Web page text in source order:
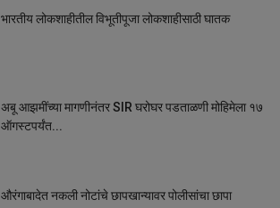
भारतीय लोकशाहीतील विभूतीपूजा लोकशाहीसाठी घातक
अबू आझमींच्या मागणीनंतर SIR घरोघर पडताळणी मोहिमेला १७
ऑगस्टपर्यंत...
औरंगाबादेत नकली नोटांचे छापखान्यावर पोलीसांचा छापा